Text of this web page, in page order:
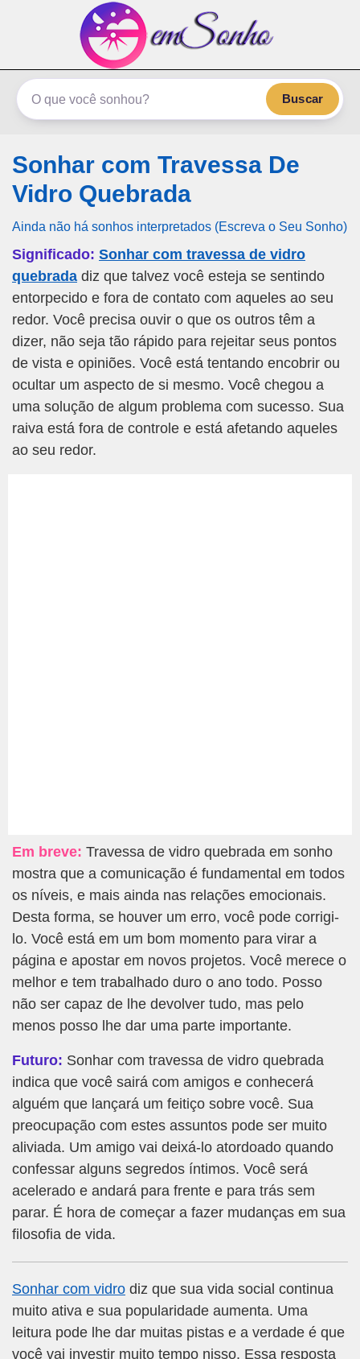
emSonho.com
Os sonhos significam mais
Buscar
Sonhar com Travessa De
Vidro Quebrada
Ainda não há sonhos interpretados (Escreva o Seu Sonho)
Significado: Sonhar com travessa de vidro
quebrada diz que talvez você esteja se sentindo
entorpecido e fora de contato com aqueles ao seu
redor. Você precisa ouvir o que os outros têm a
dizer, não seja tão rápido para rejeitar seus pontos
de vista e opiniões. Você está tentando encobrir ou
ocultar um aspecto de si mesmo. Você chegou a
uma solução de algum problema com sucesso. Sua
raiva está fora de controle e está afetando aqueles
ao seu redor.
Em breve: Travessa de vidro quebrada em sonho
mostra que a comunicação é fundamental em todos
os níveis, e mais ainda nas relações emocionais.
Desta forma, se houver um erro, você pode corrigi-
lo. Você está em um bom momento para virar a
página e apostar em novos projetos. Você merece o
melhor e tem trabalhado duro o ano todo. Posso
não ser capaz de lhe devolver tudo, mas pelo
menos posso lhe dar uma parte importante.
Futuro: Sonhar com travessa de vidro quebrada
indica que você sairá com amigos e conhecerá
alguém que lançará um feitiço sobre você. Sua
preocupação com estes assuntos pode ser muito
aliviada. Um amigo vai deixá-lo atordoado quando
confessar alguns segredos íntimos. Você será
acelerado e andará para frente e para trás sem
parar. É hora de começar a fazer mudanças em sua
filosofia de vida.
Sonhar com vidro diz que sua vida social continua
muito ativa e sua popularidade aumenta. Uma
leitura pode lhe dar muitas pistas e a verdade é que
você vai investir muito tempo nisso. Essa resposta